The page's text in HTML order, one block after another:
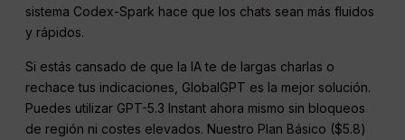
sistema Codex-Spark hace que los chats sean más fluidos
y rápidos.
Si estás cansado de que la IA te de largas charlas o
rechace tus indicaciones, GlobalGPT es la mejor solución.
Puedes utilizar GPT-5.3 Instant ahora mismo sin bloqueos
de región ni costes elevados. Nuestro Plan Básico ($5.8)